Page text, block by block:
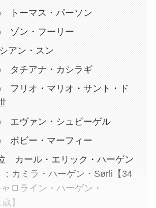
トーマス・パーソン
ゾン・フーリー
アン・スン
タチアナ・カシラギ
フリオ・マリオ・サント・ド
エヴァン・シュピーゲル
ボビー・マーフィー
カール・エリック・ハーゲン
；カミラ・ハーゲン・Sørli【34
ロライン・ハーゲン・
】